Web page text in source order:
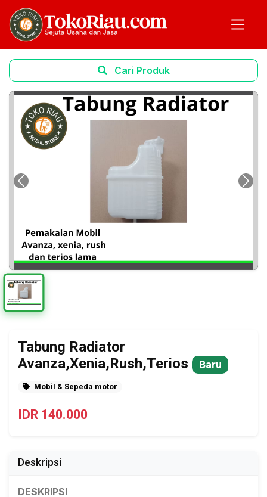
Cari Produk
Previous Next
Tabung Radiator
Avanza,Xenia,Rush,Terios
Baru
Mobil & Sepeda motor
IDR 140.000
Deskripsi
DESKRIPSI